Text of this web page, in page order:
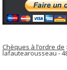
Chèques à l’ordre de
lafautearousseau - 48